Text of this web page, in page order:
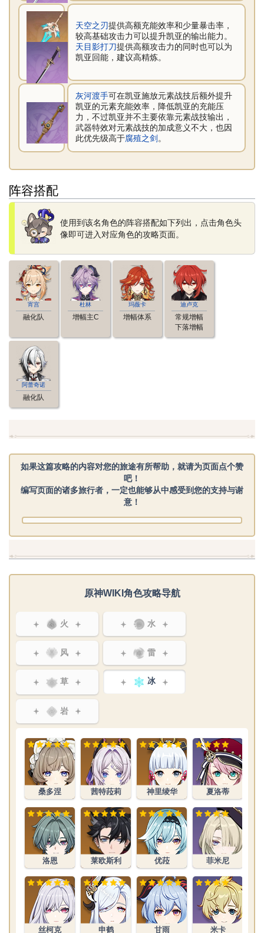
天空之刃提供高额充能效率和少量暴击率，
较高基础攻击力可以提升凯亚的输出能力。
天目影打刀提供高额攻击力的同时也可以为
凯亚回能，建议高精炼。
灰河渡手可在凯亚施放元素战技后额外提升
凯亚的元素充能效率，降低凯亚的充能压
力，不过凯亚并不主要依靠元素战技输出，
武器特效对元素战技的加成意义不大，也因
此优先级高于腐殖之剑 。
阵容搭配
使用到该名角色的阵容搭配如下列出，点击角色头
像即可进入对应角色的攻略页面。
宵宫
融化队
杜林
增幅主C
玛薇卡
增幅体系
迪卢克
常规增幅
下落增幅
阿蕾奇诺
融化队
如果这篇攻略的内容对您的旅途有所帮助，就请为页面点个赞
吧！
编写页面的诸多旅行者，一定也能够从中感受到您的支持与谢
意！
原神WIKI角色攻略导航
火 水
风 雷
草 冰
岩
桑多涅
洛恩
丝柯克
茜特菈莉
莱欧斯利
申鹤
神里绫华
优菈
甘雨
夏洛蒂
菲米尼
米卡